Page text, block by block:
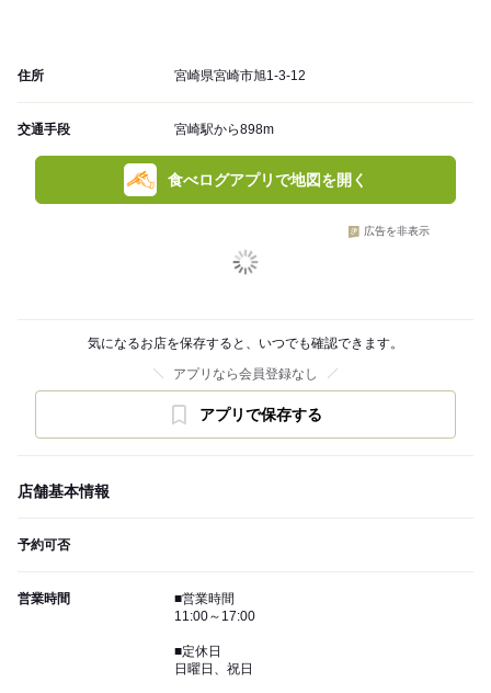
住所 宮崎県宮崎市旭1-3-12
交通手段 宮崎駅から898m
食べログアプリで地図を開く
広告を非表示
気になるお店を保存すると、いつでも確認できます。
アプリなら会員登録なし
アプリで保存する
店舗基本情報
予約可否
営業時間
■営業時間
11:00～17:00
■定休日
日曜日、祝日